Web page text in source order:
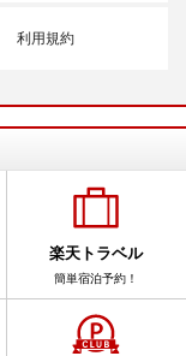
利用規約
楽天トラベル
簡単宿泊予約！